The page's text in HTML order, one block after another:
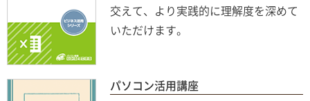
交えて、より実践的に理解度を深めて
いただけます。
パソコン活用講座